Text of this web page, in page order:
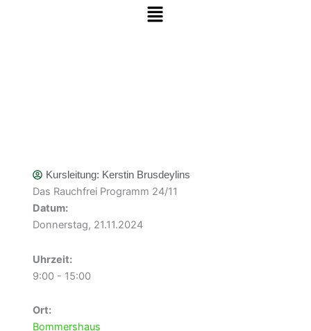
Menü
Das Rauchfrei Programm 24/11
Datum:
Donnerstag, 21.11.2024
Uhrzeit:
9:00 - 15:00
Ort:
Bommershaus
Kursleitung: Kerstin Brusdeylins